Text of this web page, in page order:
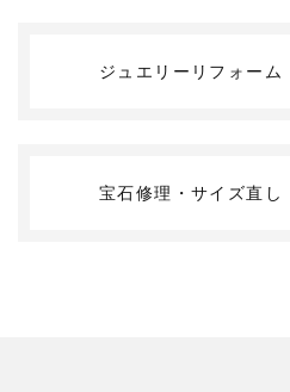
ジュエリーリフォー
宝石修理・サイズ直